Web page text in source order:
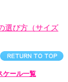
選び方（サイズ
ケール一覧